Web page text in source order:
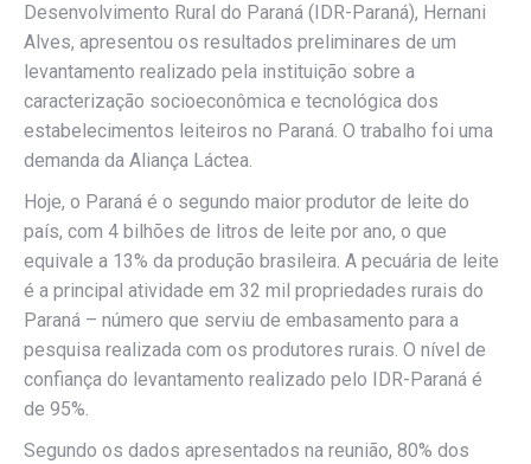
Desenvolvimento Rural do Paraná (IDR-Paraná), Hernani
Alves, apresentou os resultados preliminares de um
levantamento realizado pela instituição sobre a
caracterização socioeconômica e tecnológica dos
estabelecimentos leiteiros no Paraná. O trabalho foi uma
demanda da Aliança Láctea.
Hoje, o Paraná é o segundo maior produtor de leite do
país, com 4 bilhões de litros de leite por ano, o que
equivale a 13% da produção brasileira. A pecuária de leite
é a principal atividade em 32 mil propriedades rurais do
Paraná – número que serviu de embasamento para a
pesquisa realizada com os produtores rurais. O nível de
confiança do levantamento realizado pelo IDR-Paraná é
de 95%.
Segundo os dados apresentados na reunião, 80% dos